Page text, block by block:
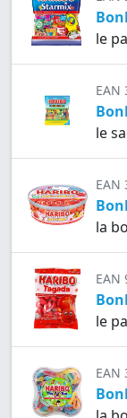
le
EAN
le
EAN
la
EAN
le
EAN